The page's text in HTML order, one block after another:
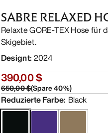
SABRE RELAXED
Relaxte GORE-TEX Hose für
Skigebiet.
Designt: 2024
390,00 $
650,00 $(Spare40%)
Reduzierte Farbe: Black